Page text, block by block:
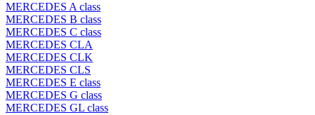
MERCEDES A class
MERCEDES B class
MERCEDES C class
MERCEDES CLA
MERCEDES CLK
MERCEDES CLS
MERCEDES E class
MERCEDES G class
MERCEDES GL class